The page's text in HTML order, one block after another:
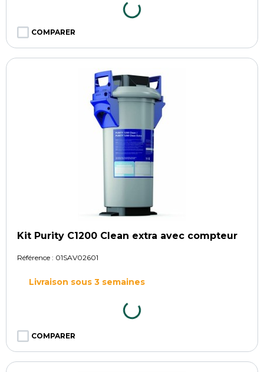
COMPARER
Kit Purity C1200 Clean extra avec compteur
Référence : 01SAV02601
Livraison sous 3 semaines
COMPARER